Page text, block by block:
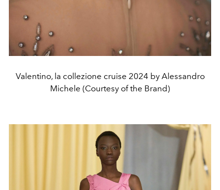
Valentino, la collezione cruise 2024 by Alessandro
Michele (Courtesy of the Brand)